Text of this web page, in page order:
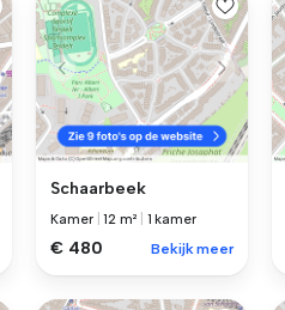
Schaarbeek
Kamer |12 m² 1 kamer
€ 480 Bekijk meer